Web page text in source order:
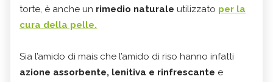
torte, è anche un rimedio naturale utilizzato per la
cura della pelle.
Sia l’amido di mais che l’amido di riso hanno infatti
azione assorbente, lenitiva e rinfrescante e